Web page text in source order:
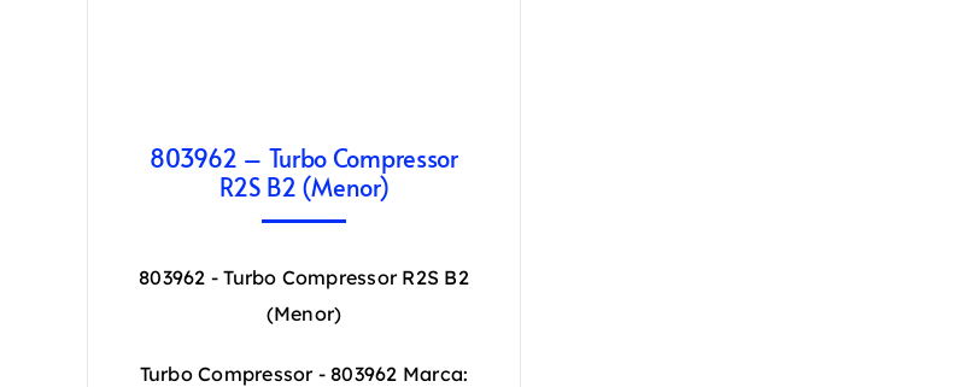
803962 – Turbo Compressor
R2S B2 (Menor)
803962 - Turbo Compressor R2S B2
(Menor)
Turbo Compressor - 803962 Marca: